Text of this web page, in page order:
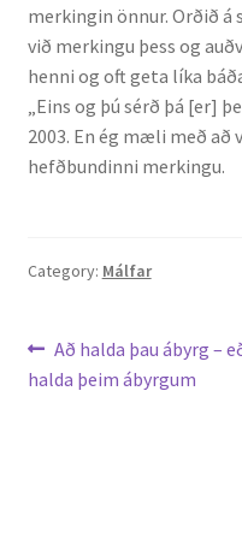
Málfarspistlar
Fræðilegir fyrirlestrar
Ýmis erindi
English
merkingin önnur. Orðið á
við merkingu þess og
henni og oft geta líka
„Eins og þú sérð þá [er]
2003. En ég mæli með að
hefðbundinni merkingu.
Category: Málfar
Leiðarkerfi
færslu
Previous
post:
Að halda þau ábyrg –
halda þeim ábyrgum